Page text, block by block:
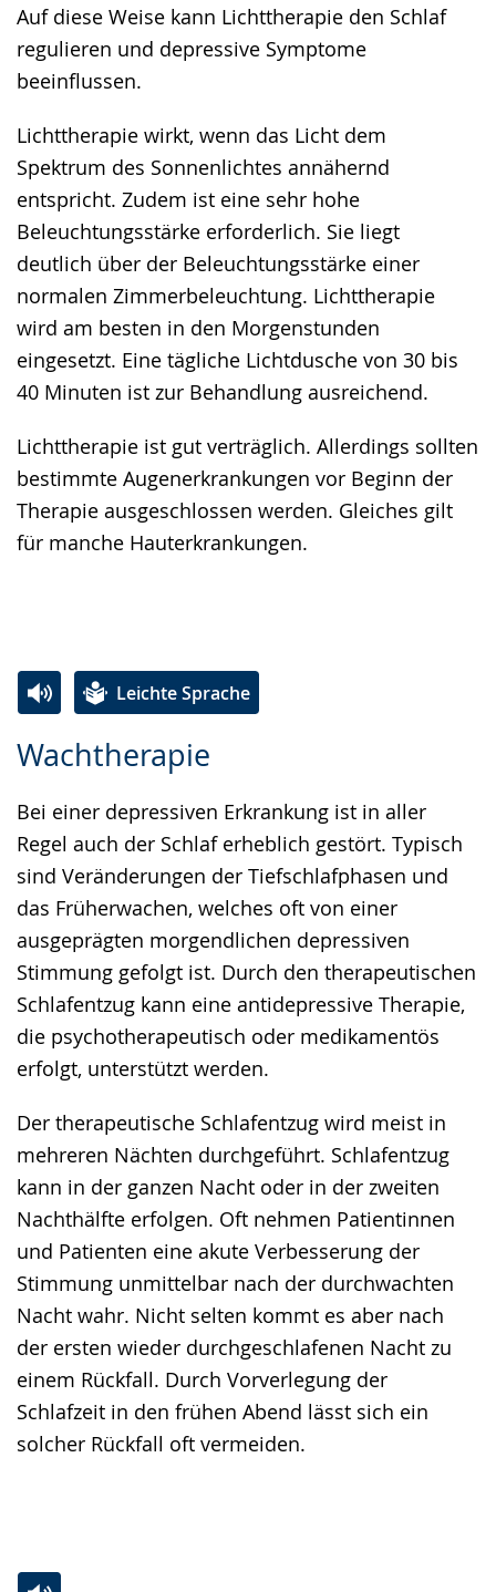
Auf diese Weise kann Lichttherapie den Schlaf
regulieren und depressive Symptome
beeinflussen.
Lichttherapie wirkt, wenn das Licht dem
Spektrum des Sonnenlichtes annähernd
entspricht. Zudem ist eine sehr hohe
Beleuchtungsstärke erforderlich. Sie liegt
deutlich über der Beleuchtungsstärke einer
normalen Zimmerbeleuchtung. Lichttherapie
wird am besten in den Morgenstunden
eingesetzt. Eine tägliche Lichtdusche von 30 bis
40 Minuten ist zur Behandlung ausreichend.
Lichttherapie ist gut verträglich. Allerdings sollten
bestimmte Augenerkrankungen vor Beginn der
Therapie ausgeschlossen werden. Gleiches gilt
für manche Hauterkrankungen.
Wachtherapie
Bei einer depressiven Erkrankung ist in aller
Regel auch der Schlaf erheblich gestört. Typisch
sind Veränderungen der Tiefschlafphasen und
das Früherwachen, welches oft von einer
ausgeprägten morgendlichen depressiven
Stimmung gefolgt ist. Durch den therapeutischen
Schlafentzug kann eine antidepressive Therapie,
die psychotherapeutisch oder medikamentös
erfolgt, unterstützt werden.
Der therapeutische Schlafentzug wird meist in
mehreren Nächten durchgeführt. Schlafentzug
kann in der ganzen Nacht oder in der zweiten
Nachthälfte erfolgen. Oft nehmen Patientinnen
und Patienten eine akute Verbesserung der
Stimmung unmittelbar nach der durchwachten
Nacht wahr. Nicht selten kommt es aber nach
der ersten wieder durchgeschlafenen Nacht zu
einem Rückfall. Durch Vorverlegung der
Schlafzeit in den frühen Abend lässt sich ein
solcher Rückfall oft vermeiden.
Leichte Sprache
Leichten
wechseln.
Audio-
Video
Deutscher
Gebärdensprache
wird
angezeigt.